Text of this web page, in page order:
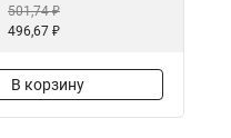
501,74 ₽
496,67 ₽
В корзину